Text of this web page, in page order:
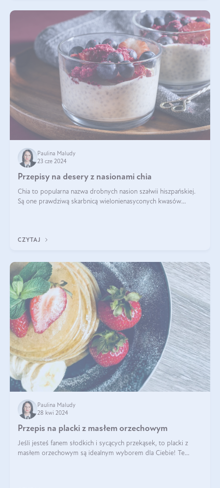
Paulina Maludy
23 cze 2024
Przepisy na desery z nasionami chia
Chia to popularna nazwa drobnych nasion szałwii hiszpańskiej.
Są one prawdziwą skarbnicą wielonienasyconych kwasów
CZYTAJ
Paulina Maludy
28 kwi 2024
Przepis na placki z masłem orzechowym
Jeśli jesteś fanem słodkich i sycących przekąsek, to placki z
masłem orzechowym są idealnym wyborem dla Ciebie! Te